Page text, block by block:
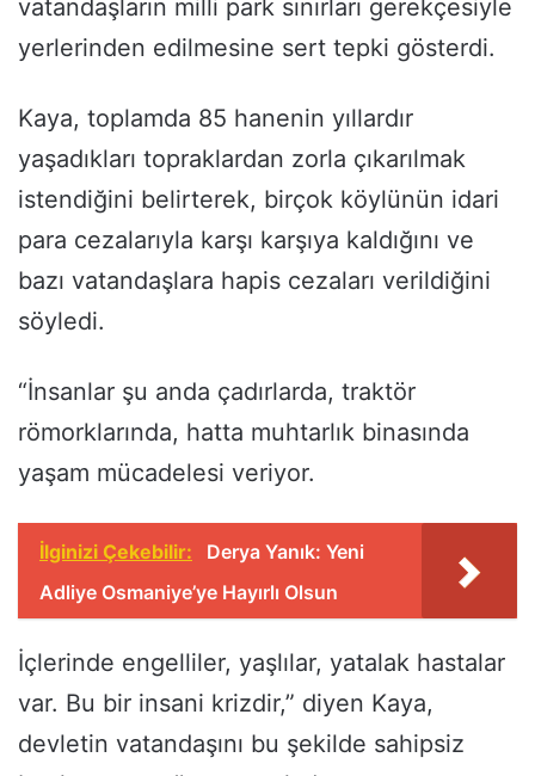
vatandaşların milli park sınırları gerekçesiyle
yerlerinden edilmesine sert tepki gösterdi.
Kaya, toplamda 85 hanenin yıllardır
yaşadıkları topraklardan zorla çıkarılmak
istendiğini belirterek, birçok köylünün idari
para cezalarıyla karşı karşıya kaldığını ve
bazı vatandaşlara hapis cezaları verildiğini
söyledi.
“İnsanlar şu anda çadırlarda, traktör
römorklarında, hatta muhtarlık binasında
yaşam mücadelesi veriyor.
İlginizi Çekebilir:
Derya Yanık: Yeni
Adliye Osmaniye’ye Hayırlı Olsun
İçlerinde engelliler, yaşlılar, yatalak hastalar
var. Bu bir insani krizdir,” diyen Kaya,
devletin vatandaşını bu şekilde sahipsiz